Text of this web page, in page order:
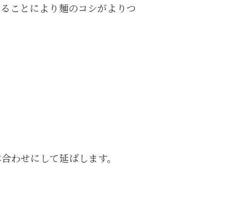
ことにより麺のコシがよりつ
わせにして延ばします。